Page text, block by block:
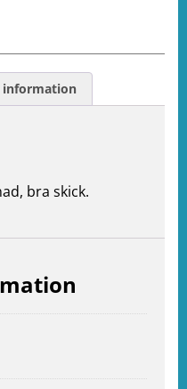
information
bra skick.